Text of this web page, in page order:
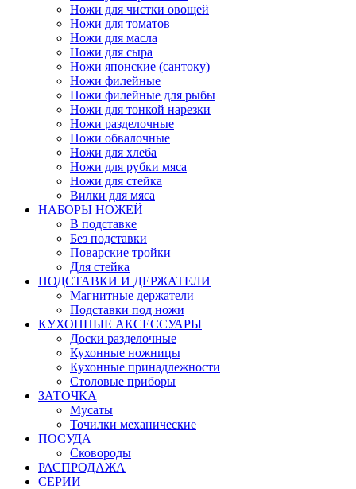
Ножи для чистки овощей
Ножи для томатов
Ножи для масла
Ножи для сыра
Ножи японские (сантоку)
Ножи филейные
Ножи филейные для рыбы
Ножи для тонкой нарезки
Ножи разделочные
Ножи обвалочные
Ножи для хлеба
Ножи для рубки мяса
Ножи для стейка
Вилки для мяса
НАБОРЫ НОЖЕЙ
В подставке
Без подставки
Поварские тройки
Для стейка
ПОДСТАВКИ И ДЕРЖАТЕЛИ
Магнитные держатели
Подставки под ножи
КУХОННЫЕ АКСЕССУАРЫ
Доски разделочные
Кухонные ножницы
Кухонные принадлежности
Столовые приборы
ЗАТОЧКА
Мусаты
Точилки механические
ПОСУДА
Сковороды
РАСПРОДАЖА
СЕРИИ